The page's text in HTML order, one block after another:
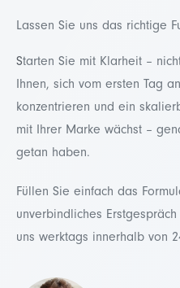
Lassen Sie uns das richtige
Starten Sie mit Klarheit –
Ihnen, sich vom ersten Tag
konzentrieren und ein
mit Ihrer Marke wächst –
getan haben.
Füllen Sie einfach das
unverbindliches
uns werktags innerhalb von